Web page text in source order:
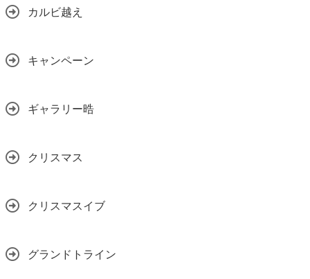
カルビ越え
キャンペーン
ギャラリー晧
クリスマス
クリスマスイブ
グランドトライン